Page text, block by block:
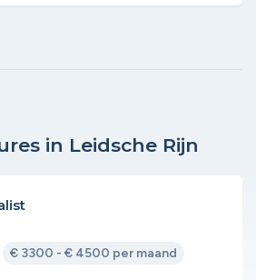
in Leidsche Rijn
€ 3300 - € 4500 per maand